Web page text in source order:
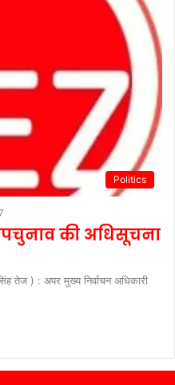
Politics
की अधिसूचना
तेज ) : अपर मुख्य निर्वाचन अधिकारी